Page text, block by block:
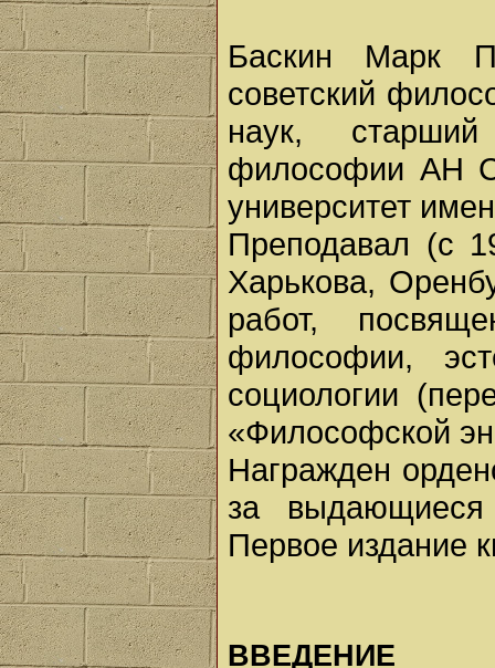
Баскин Марк
советский
наук,
философии АН
университет
Преподавал (с
Харькова,
работ,
философии,
социологии
«Философской
Награжден
за
Первое издание
ВВЕДЕНИЕ